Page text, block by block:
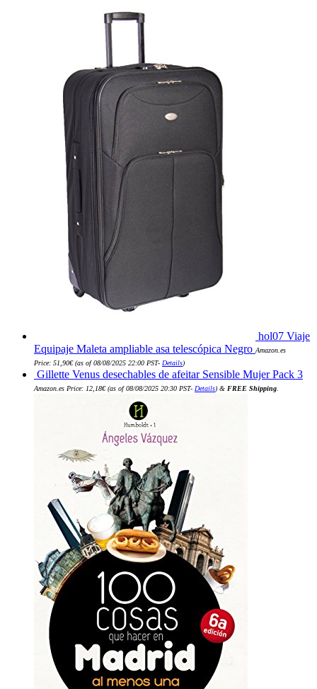
hol07 Viaje
Equipaje Maleta ampliable asa telescópica Negro Amazon.es
Price: 51,90€(as of 08/08/2025 22:00 PST- Details)
Gillette Venus desechables de afeitar Sensible Mujer Pack 3
Amazon.es Price: 12,18€(as of 08/08/2025 20:30 PST- Details) & FREE Shipping